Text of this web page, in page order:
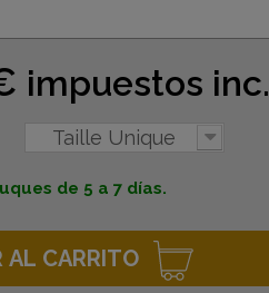
impuestos inc.
Taille Unique
de 5 a 7 días.
AL CARRITO